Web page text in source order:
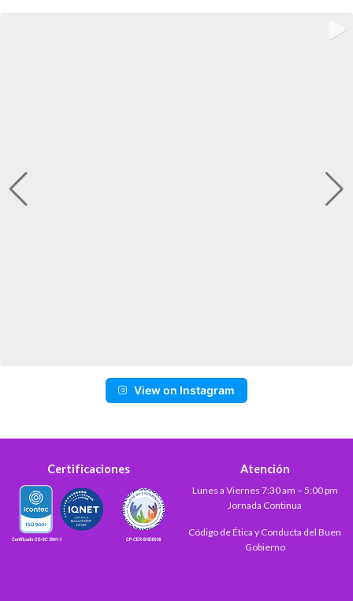
View on Instagram
Certificaciones Atención
Lunes a Viernes 7:30 am – 5:00 pm
Jornada Continua
Código de Ética y Conducta del Buen
Gobierno